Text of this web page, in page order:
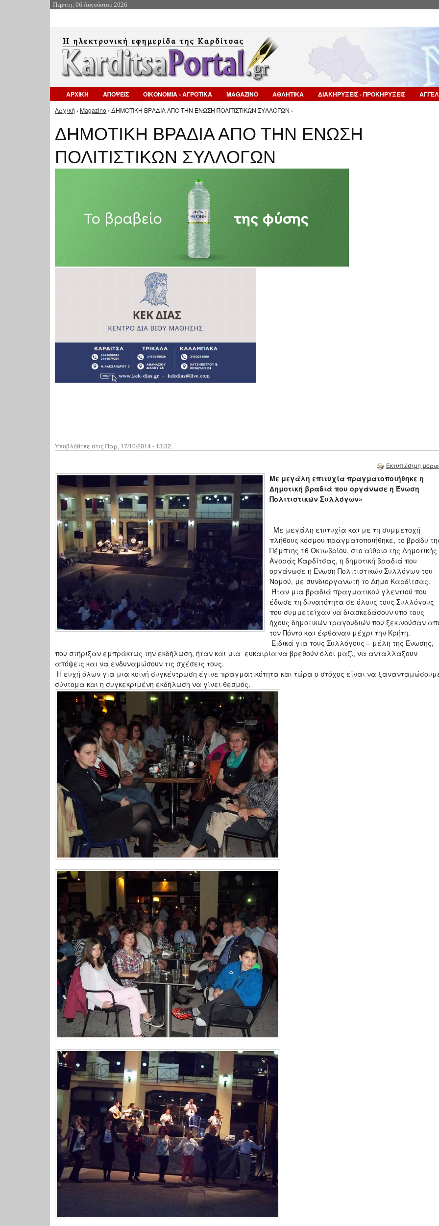
Πέμπτη, 06 Αυγούστου 2026
ΑΡΧΙΚΗ ΑΠΟΨΕΙΣ ΟΙΚΟΝΟΜΙΑ - ΑΓΡΟΤΙΚΑ MAGAZINO ΑΘΛΗΤΙΚΑ ΔΙΑΚΗΡΥΞΕΙΣ - ΠΡΟΚΗΡΥΞΕΙΣ
Είστε εδώ
Αρχική › Magazino › ΔΗΜΟΤΙΚΗ ΒΡΑΔΙΑ ΑΠΟ ΤΗΝ ΕΝΩΣΗ ΠΟΛΙΤΙΣΤΙΚΩΝ ΣΥΛΛΟΓΩΝ ›
ΔΗΜΟΤΙΚΗ ΒΡΑΔΙΑ ΑΠΟ ΤΗΝ ΕΝΩΣΗ
ΠΟΛΙΤΙΣΤΙΚΩΝ ΣΥΛΛΟΓΩΝ
Υποβλήθηκε στις Παρ, 17/10/2014 - 13:32.
Εκτυπώσιμη
Με μεγάλη επιτυχία πραγματοποιήθηκε η
Δημοτική βραδιά που οργάνωσε η Ένωση
Πολιτιστικών Συλλόγων»
Με μεγάλη επιτυχία και με τη συμμετοχή
πλήθους κόσμου πραγματοποιήθηκε, το βράδυ
Πέμπτης 16 Οκτωβρίου, στο αίθριο της Δημοτικής
Αγοράς Καρδίτσας, η δημοτική βραδιά που
οργάνωσε η Ένωση Πολιτιστικών Συλλόγων του
Νομού, με συνδιοργανωτή το Δήμο Καρδίτσας.
Ήταν μια βραδιά πραγματικού γλεντιού που
έδωσε τη δυνατότητα σε όλους τους Συλλόγους
που συμμετείχαν να διασκεδάσουν υπο τους
ήχους δημοτικών τραγουδιών που ξεκινούσαν
τον Πόντο και έφθαναν μέχρι την Κρήτη.
Ειδικά για τους Συλλόγους – μέλη της Ένωσης,
που στήριξαν εμπράκτως την εκδήλωση, ήταν και μια ευκαιρία να βρεθούν όλοι μαζί, να ανταλλάξουν
απόψεις και να ενδυναμώσουν τις σχέσεις τους.
Η ευχή όλων για μια κοινή συγκέντρωση έγινε πραγματικότητα και τώρα ο στόχος είναι να
σύντομα και η συγκεκριμένη εκδήλωση να γίνει θεσμός.